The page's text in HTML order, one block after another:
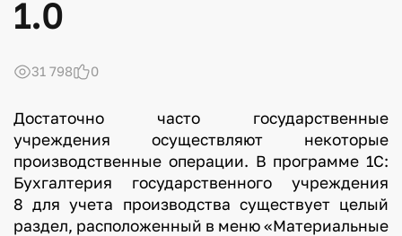
1.0
31 798 0
Достаточно часто государственные
учреждения осуществляют некоторые
производственные операции. В программе 1С:
Бухгалтерия государственного учреждения
8 для учета производства существует целый
раздел, расположенный в меню «Материальные